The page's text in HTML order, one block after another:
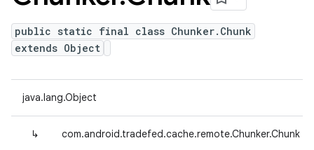
public static final class Chunker.Chunk
extends Object
java.lang.Object
↳ com.android.tradefed.cache.remote.Chunker.Chunk